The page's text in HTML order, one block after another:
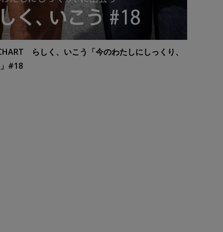
らしく、いこう「今のわたしにしっくり、
#18